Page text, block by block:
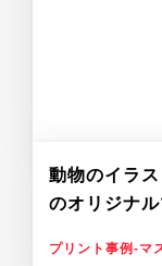
動物のイラ
のオリジナル
プリント事例-マ